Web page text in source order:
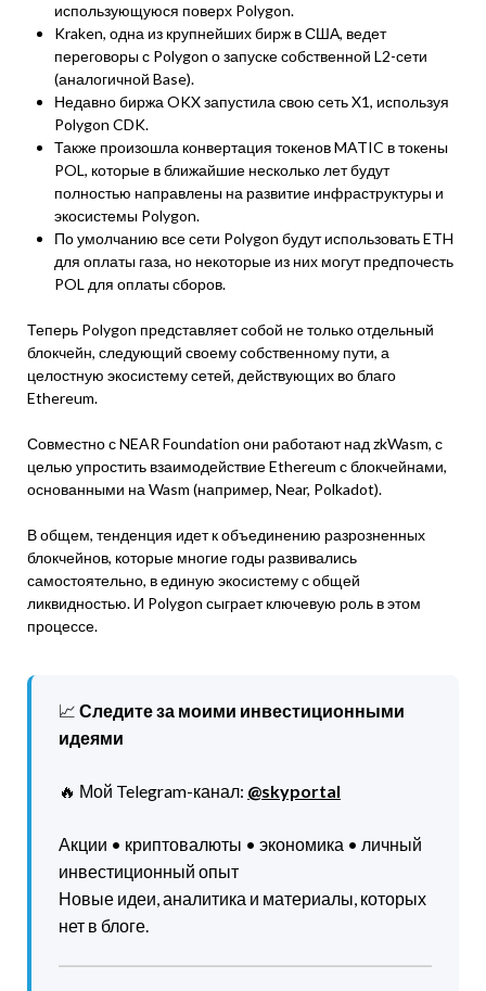
использующуюся поверх Polygon.
Kraken, одна из крупнейших бирж в США, ведет
переговоры с Polygon о запуске собственной L2-сети
(аналогичной Base).
Недавно биржа OKX запустила свою сеть X1, используя
Polygon CDK.
Также произошла конвертация токенов MATIC в токены
POL, которые в ближайшие несколько лет будут
полностью направлены на развитие инфраструктуры и
экосистемы Polygon.
По умолчанию все сети Polygon будут использовать ETH
для оплаты газа, но некоторые из них могут предпочесть
POL для оплаты сборов.
Теперь Polygon представляет собой не только отдельный
блокчейн, следующий своему собственному пути, а
целостную экосистему сетей, действующих во благо
Ethereum.
Совместно с NEAR Foundation они работают над zkWasm, с
целью упростить взаимодействие Ethereum с блокчейнами,
основанными на Wasm (например, Near, Polkadot).
В общем, тенденция идет к объединению разрозненных
блокчейнов, которые многие годы развивались
самостоятельно, в единую экосистему с общей
ликвидностью. И Polygon сыграет ключевую роль в этом
процессе.
📈 Следите за моими инвестиционными
идеями
🔥 Мой Telegram-канал: @skyportal
Акции • криптовалюты • экономика • личный
инвестиционный опыт
Новые идеи, аналитика и материалы, которых
нет в блоге.